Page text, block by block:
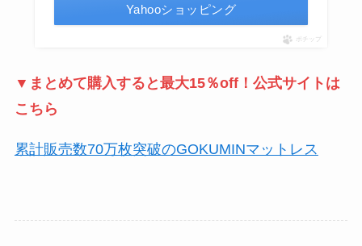
Yahooショッピング
ポチップ
▼まとめて購入すると最大15％off！公式サイトは
こちら
累計販売数70万枚突破のGOKUMINマットレス